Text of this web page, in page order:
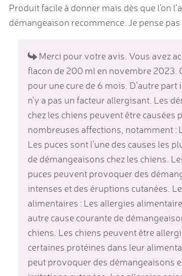
Produit facile à donner mais dès que l'on
démangeaison recommence. Je pense pas
Merci pour votre avis. Vous avez
flacon de 200 ml en novembre 2023.
pour une cure de 6 mois. D'autre part
n'y a pas un facteur allergisant. Les
chez les chiens peuvent être causées
nombreuses affections, notamment :
Les puces sont l'une des causes les
de démangeaisons chez les chiens.
puces peuvent provoquer des
intenses et des éruptions cutanées.
alimentaires : Les allergies
autre cause courante de
chiens. Les chiens peuvent être
certaines protéines dans leur
peut provoquer des démangeaisons